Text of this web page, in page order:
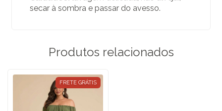
secar à sombra e passar do avesso.
Produtos relacionados
FRETE GRÁTIS